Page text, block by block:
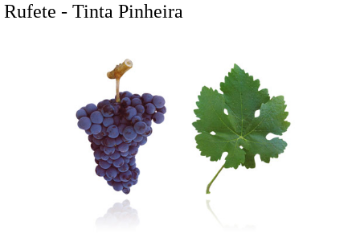
Rufete - Tinta Pinheira